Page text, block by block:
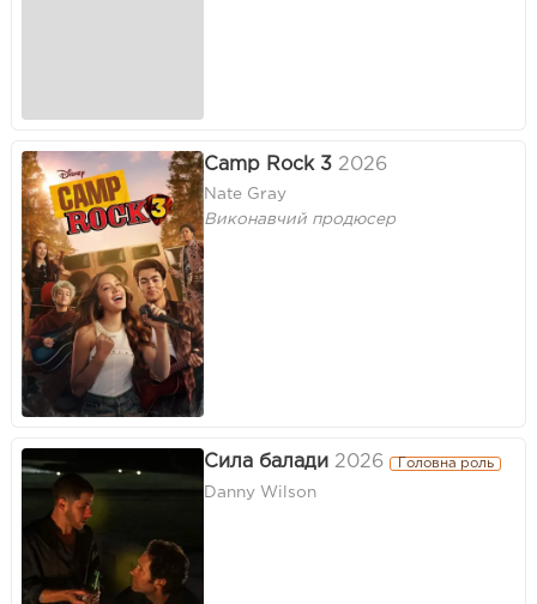
Camp Rock 3 2026
Nate Gray
Виконавчий продюсер
Сила балади 2026 Головна роль
Danny Wilson